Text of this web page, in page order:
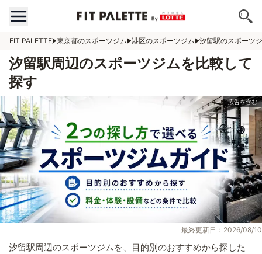
FIT PALETTE 東京都のスポーツジム 港区のスポーツジム 汐留駅のスポーツ
汐留駅周辺のスポーツジムを比較して
探す
最終更新日：2026/08/10
汐留駅周辺のスポーツジムを、目的別のおすすめから探した